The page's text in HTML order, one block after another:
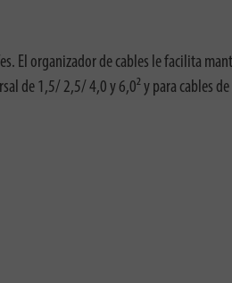
El organizador de cables le facilita
de 1,5/ 2,5/ 4,0 y 6,0² y para cables